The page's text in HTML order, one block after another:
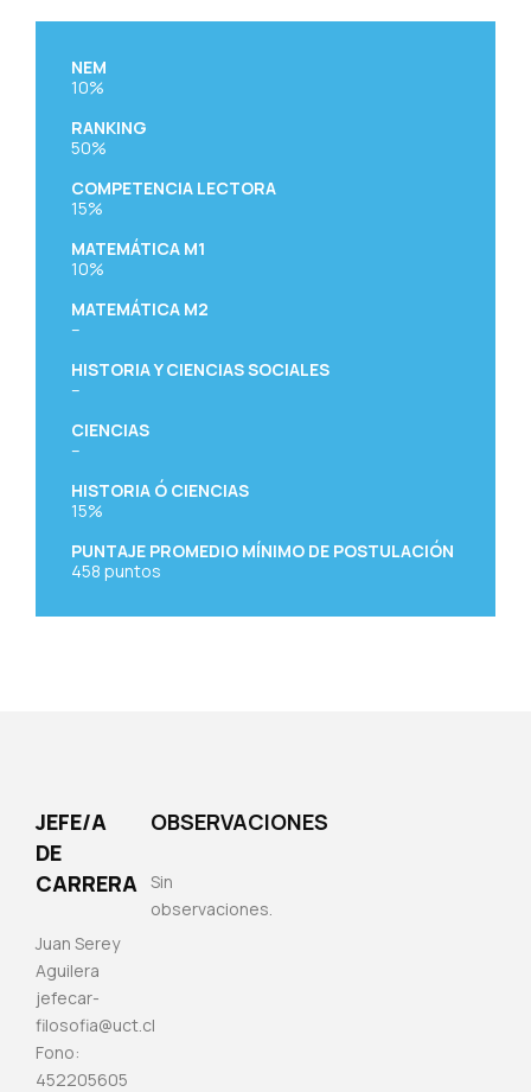
NEM
10%
RANKING
50%
COMPETENCIA LECTORA
15%
MATEMÁTICA M1
10%
MATEMÁTICA M2
–
HISTORIA Y CIENCIAS SOCIALES
–
CIENCIAS
–
HISTORIA Ó CIENCIAS
15%
PUNTAJE PROMEDIO MÍNIMO DE POSTULACIÓN
458 puntos
JEFE/A
DE
CARRERA
Juan Serey
Aguilera
jefecar-
filosofia@uct.cl
Fono:
452205605
OBSERVACIONES
Sin
observaciones.